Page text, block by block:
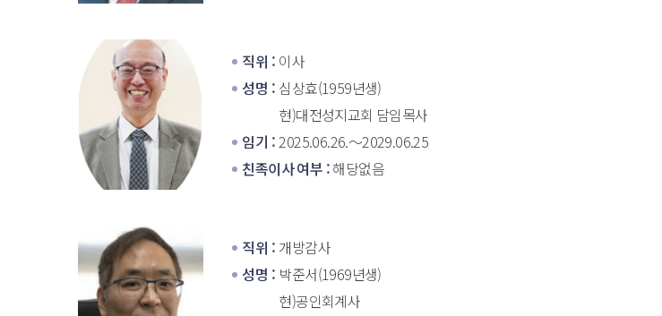
직위 : 이사
성명 : 심상효(1959년생)
현)대전성지교회 담임목사
임기 : 2025.06.26.～2029.06.25
친족이사 여부 : 해당없음
직위 : 개방감사
성명 : 박준서(1969년생)
현)공인회계사